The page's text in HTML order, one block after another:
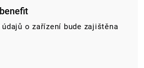
o zařízení bude zajištěna